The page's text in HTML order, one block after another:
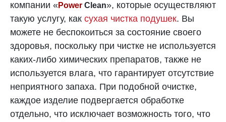
компании «Power Clean», которые осуществляют
такую услугу, как сухая чистка подушек. Вы
можете не беспокоиться за состояние своего
здоровья, поскольку при чистке не используется
каких-либо химических препаратов, также не
используется влага, что гарантирует отсутствие
неприятного запаха. При подобной очистке,
каждое изделие подвергается обработке
отдельно, что исключает возможность того, что